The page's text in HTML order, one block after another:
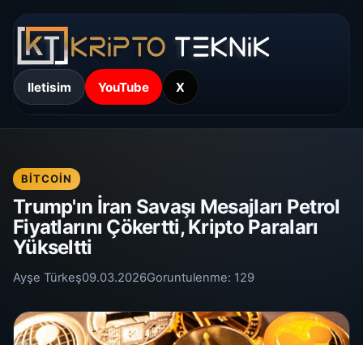
Iletisim YouTube X
BITCOIN
Trump'ın İran Savaşı Mesajları Petrol
Fiyatlarını Çökertti, Kripto Paraları
Yükseltti
Ayşe Türkeş09.03.2026Goruntulenme: 129